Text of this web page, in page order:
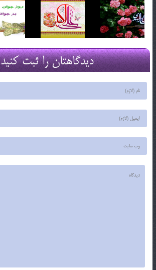
دیدگاهتان را ثبت کنید